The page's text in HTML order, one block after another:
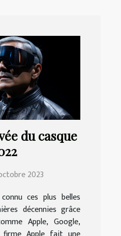
du casque
2023
ces plus belles
décennies grâce
Apple, Google,